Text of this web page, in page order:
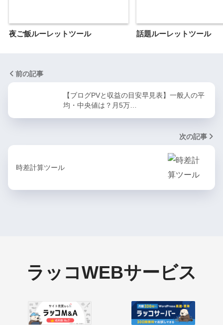
夜ご飯ルーレットツール 話題ルーレットツール
前の記事
【ブログPVと収益の目安早見表】一般人の平
均・中央値は？月5万…
次の記事
時差計算ツール
ラッコWEBサービス